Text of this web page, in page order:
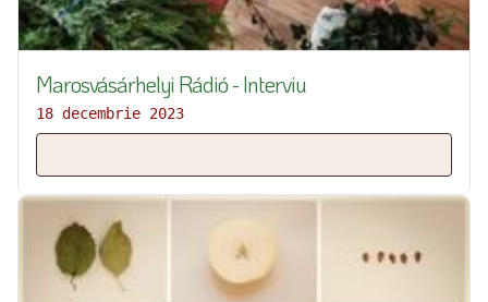
Marosvásárhelyi Rádió - Interviu
18 decembrie 2023